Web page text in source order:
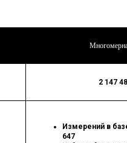
2 147
Измерений в
647